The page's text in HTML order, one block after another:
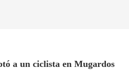
a un ciclista en Mugardos